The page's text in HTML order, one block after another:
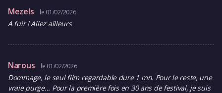
Mezels le 01/02/2026
A fuir ! Allez ailleurs
Narous le 01/02/2026
Dommage, le seul film regardable dure 1 mn. Pour le reste, une
vraie purge... Pour la première fois en 30 ans de festival, je suis